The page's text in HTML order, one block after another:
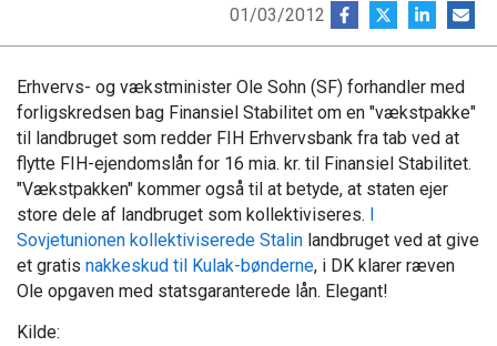
01/03/2012
Erhvervs- og vækstminister Ole Sohn (SF) forhandler med
forligskredsen bag Finansiel Stabilitet om en "vækstpakke"
til landbruget som redder FIH Erhvervsbank fra tab ved at
flytte FIH-ejendomslån for 16 mia. kr. til Finansiel Stabilitet.
"Vækstpakken" kommer også til at betyde, at staten ejer
store dele af landbruget som kollektiviseres. I
Sovjetunionen kollektiviserede Stalin landbruget ved at give
et gratis nakkeskud til Kulak-bønderne, i DK klarer ræven
Ole opgaven med statsgaranterede lån. Elegant!
Kilde: